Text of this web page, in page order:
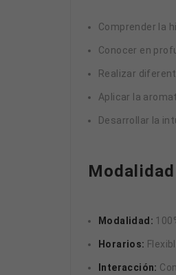
Comprender la
Conocer en
Realizar
Aplicar la
Desarrollar la
Modalidad:
Horarios:
Interacción: